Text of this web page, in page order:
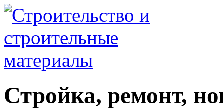
Стройка, ремонт,